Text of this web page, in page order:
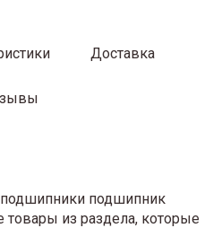
Доставка
подшипник
товары из раздела, которые